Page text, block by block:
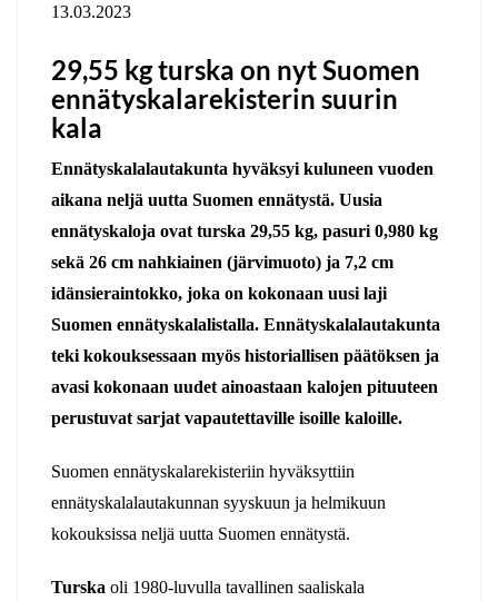
13.03.2023
29,55 kg turska on nyt Suomen
ennätyskalarekisterin suurin
kala
Ennätyskalalautakunta hyväksyi kuluneen vuoden
aikana neljä uutta Suomen ennätystä. Uusia
ennätyskaloja ovat turska 29,55 kg, pasuri 0,980 kg
sekä 26 cm nahkiainen (järvimuoto) ja 7,2 cm
idänsieraintokko, joka on kokonaan uusi laji
Suomen ennätyskalalistalla. Ennätyskalalautakunta
teki kokouksessaan myös historiallisen päätöksen ja
avasi kokonaan uudet ainoastaan kalojen pituuteen
perustuvat sarjat vapautettaville isoille kaloille.
Suomen ennätyskalarekisteriin hyväksyttiin
ennätyskalalautakunnan syyskuun ja helmikuun
kokouksissa neljä uutta Suomen ennätystä.
Turska oli 1980-luvulla tavallinen saaliskala